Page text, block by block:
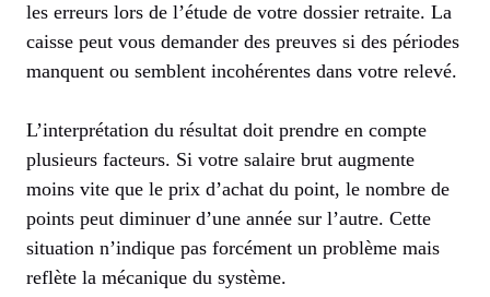
les erreurs lors de l’étude de votre dossier retraite. La
caisse peut vous demander des preuves si des périodes
manquent ou semblent incohérentes dans votre relevé.
L’interprétation du résultat doit prendre en compte
plusieurs facteurs. Si votre salaire brut augmente
moins vite que le prix d’achat du point, le nombre de
points peut diminuer d’une année sur l’autre. Cette
situation n’indique pas forcément un problème mais
reflète la mécanique du système.